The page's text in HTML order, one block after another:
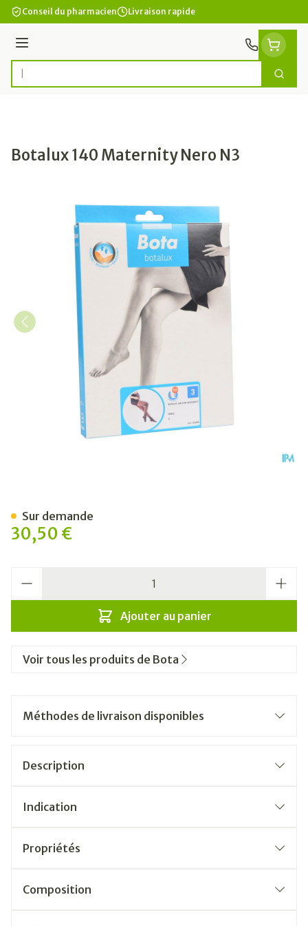
Aller au contenu
Conseil du pharmacien Livraison rapide
Menu
Rechercher
Botalux 140 Maternity Nero N3
30,50 €
Ajouter au panier
Sur demande
Voir tous les produits de Bota
Méthodes de livraison disponibles
Description
Indication
Propriétés
Composition